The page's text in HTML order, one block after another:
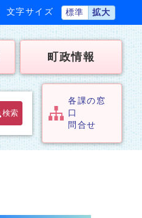
文字サイズ 標準 拡大
町政情報
検索
各課の窓
口
問合せ